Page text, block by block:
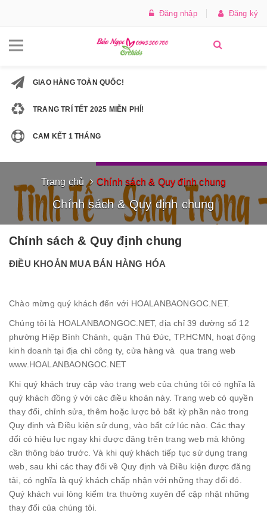
Đăng nhập Đăng ký
GIAO HÀNG TOÀN QUỐC!
TRANG TRÍ TẾT 2025 MIỄN PHÍ!
CAM KẾT 1 THÁNG
Trang chủ Chính sách & Quy định chung
Chính sách & Quy định chung
Chính sách & Quy định chung
ĐIỀU KHOẢN MUA BÁN HÀNG HÓA
Chào mừng quý khách đến với HOALANBAONGOC.NET.
Chúng tôi là HOALANBAONGOC.NET, địa chỉ 39 đường số 12
phường Hiệp Bình Chánh, quận Thủ Đức, TP.HCMN, hoạt động
kinh doanh tại địa chỉ công ty, cửa hàng và qua trang web
www.HOALANBAONGOC.NET
Khi quý khách truy cập vào trang web của chúng tôi có nghĩa là
quý khách đồng ý với các điều khoản này. Trang web có quyền
thay đổi, chỉnh sửa, thêm hoặc lược bỏ bất kỳ phần nào trong
Quy định và Điều kiện sử dụng, vào bất cứ lúc nào. Các thay
đổi có hiệu lực ngay khi được đăng trên trang web mà không
cần thông báo trước. Và khi quý khách tiếp tục sử dụng trang
web, sau khi các thay đổi về Quy định và Điều kiện được đăng
tải, có nghĩa là quý khách chấp nhận với những thay đổi đó.
Quý khách vui lòng kiểm tra thường xuyên để cập nhật những
thay đổi của chúng tôi.